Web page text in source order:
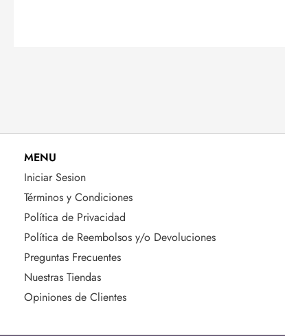
MENU
Iniciar Sesion
Términos y Condiciones
Política de Privacidad
Política de Reembolsos y/o Devoluciones
Preguntas Frecuentes
Nuestras Tiendas
Opiniones de Clientes